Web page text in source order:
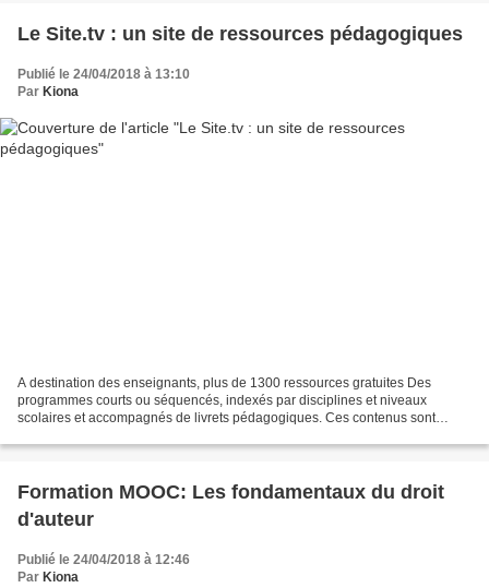
Le Site.tv : un site de ressources pédagogiques
Publié le 24/04/2018 à 13:10
Par Kiona
A destination des enseignants, plus de 1300 ressources gratuites Des
programmes courts ou séquencés, indexés par disciplines et niveaux
scolaires et accompagnés de livrets pédagogiques. Ces contenus sont
Formation MOOC: Les fondamentaux du droit
d'auteur
Publié le 24/04/2018 à 12:46
Par Kiona